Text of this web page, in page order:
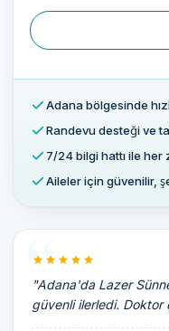
Adana bölgesinde
Randevu desteği ve
7/24 bilgi hattı ile her
Aileler için güvenilir,
"Adana'da Lazer
güvenli ilerledi. Doktor